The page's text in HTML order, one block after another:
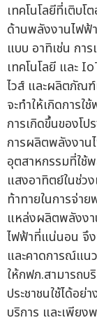
เทคโนโลยีที่เติบโ
ด้านพลังงานไฟฟ้
แบบ อาทิเช่น กา
เทคโนโลยี และ
ไวส์ และผลิตภัณฑ์
จะทำให้เกิดการ
การเกิดขึ้นของโป
การผลิตพลังงาน
อุตสาหกรรมที่ใช้
แสงอาทิตย์ในช่ว
ท้าทายในการจ่า
แหล่งผลิตพลังงา
ไฟฟ้าที่แน่นอน จึง
และคาดการณ์แน
ให้กฟภ.สามารถบ
ประชาชนใช้ได้อ
บริการ และเพียง